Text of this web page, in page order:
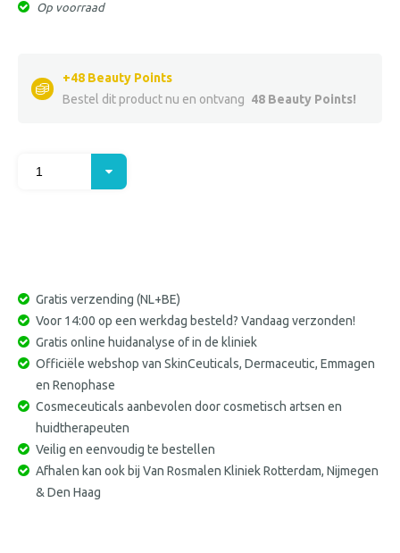
Op voorraad
+48 Beauty Points
Bestel dit product nu en ontvang 48 Beauty Points!
Gratis verzending (NL+BE)
Voor 14:00 op een werkdag besteld? Vandaag verzonden!
Gratis online huidanalyse of in de kliniek
Officiële webshop van SkinCeuticals, Dermaceutic, Emmagen
en Renophase
Cosmeceuticals aanbevolen door cosmetisch artsen en
huidtherapeuten
Veilig en eenvoudig te bestellen
Afhalen kan ook bij Van Rosmalen Kliniek Rotterdam, Nijmegen
& Den Haag